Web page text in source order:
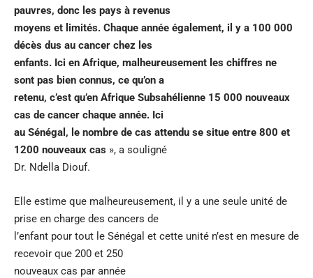
pauvres, donc les pays à revenus
moyens et limités. Chaque année également, il y a 100 000
décès dus au cancer chez les
enfants. Ici en Afrique, malheureusement les chiffres ne
sont pas bien connus, ce qu’on a
retenu, c’est qu’en Afrique Subsahélienne 15 000 nouveaux
cas de cancer chaque année. Ici
au Sénégal, le nombre de cas attendu se situe entre 800 et
1200 nouveaux cas », a souligné
Dr. Ndella Diouf.
Elle estime que malheureusement, il y a une seule unité de
prise en charge des cancers de
l’enfant pour tout le Sénégal et cette unité n’est en mesure de
recevoir que 200 et 250
nouveaux cas par année